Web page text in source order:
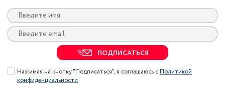
ПОДПИСАТЬСЯ
Нажимая на кнопку "Подписаться", я соглашаюсь сПолитикой
конфиденциальности